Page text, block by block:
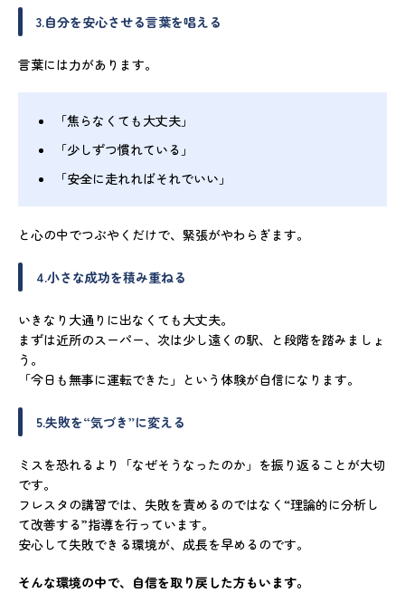
3.自分を安心させる言葉を唱える
言葉には力があります。
「焦らなくても大丈夫」
「少しずつ慣れている」
「安全に走れればそれでいい」
と心の中でつぶやくだけで、緊張がやわらぎます。
4.小さな成功を積み重ねる
いきなり大通りに出なくても大丈夫。
まずは近所のスーパー、次は少し遠くの駅、と段階を踏みましょ
う。
「今日も無事に運転できた」という体験が自信になります。
5.失敗を“気づき”に変える
ミスを恐れるより「なぜそうなったのか」を振り返ることが大切
です。
フレスタの講習では、失敗を責めるのではなく“理論的に分析し
て改善する”指導を行っています。
安心して失敗できる環境が、成長を早めるのです。
そんな環境の中で、自信を取り戻した方もいます。